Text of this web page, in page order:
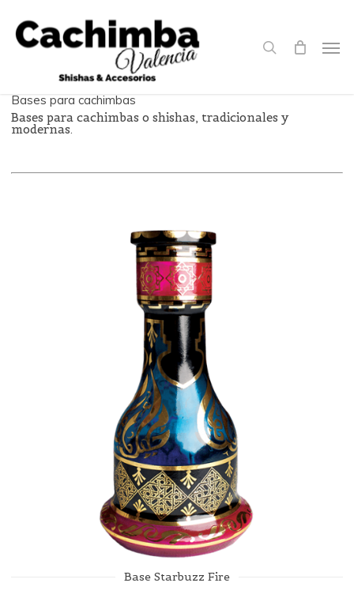
main
Bases para cachimbas
Bases para cachimbas o shishas, tradicionales y
modernas.
Base Starbuzz Fire